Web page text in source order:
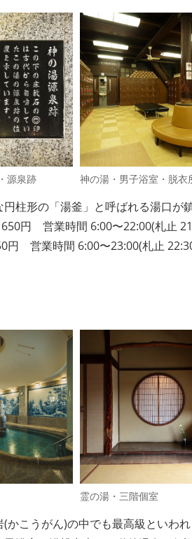
源泉跡 神の湯・男子浴室・脱衣
柱形の「湯釜」と呼ばれる湯口が
円 営業時間 6:00〜22:00(札止
円 営業時間 6:00〜23:00(札止
霊の湯・三階個室
こうがん)の中でも最高級といわ